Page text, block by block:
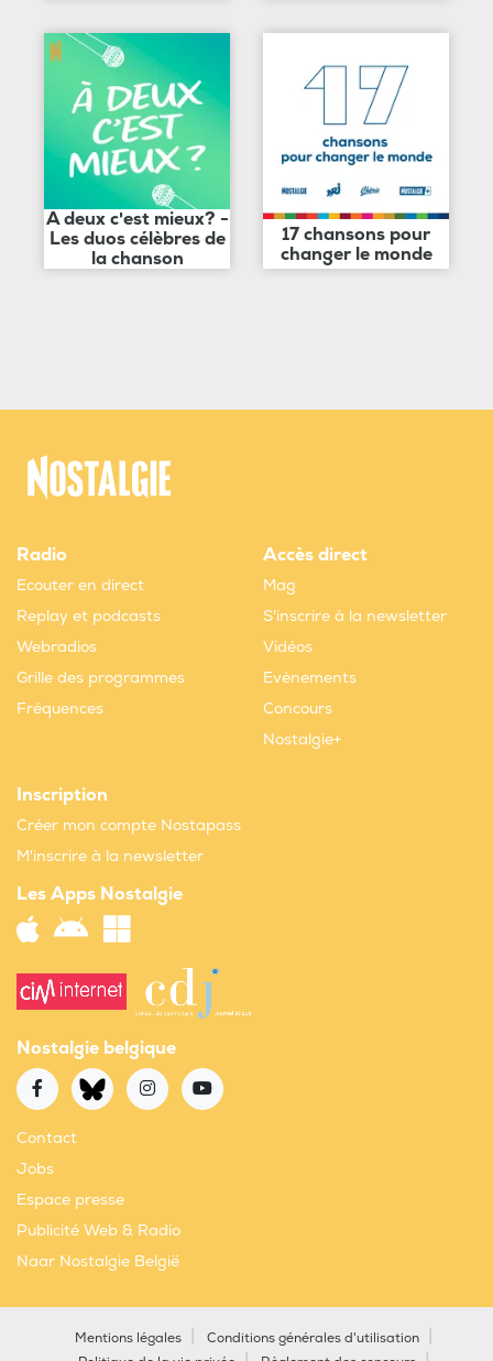
A deux c'est mieux? -
Les duos célèbres de
la chanson
17 chansons pour
changer le monde
Radio
Ecouter en direct
Replay et podcasts
Webradios
Grille des programmes
Fréquences
Accès direct
Mag
S'inscrire à la newsletter
Vidéos
Evènements
Concours
Nostalgie+
Inscription
Créer mon compte Nostapass
M'inscrire à la newsletter
Les Apps Nostalgie
Nostalgie belgique
Contact
Jobs
Espace presse
Publicité Web & Radio
Naar Nostalgie België
Mentions légales
Conditions générales d'utilisation